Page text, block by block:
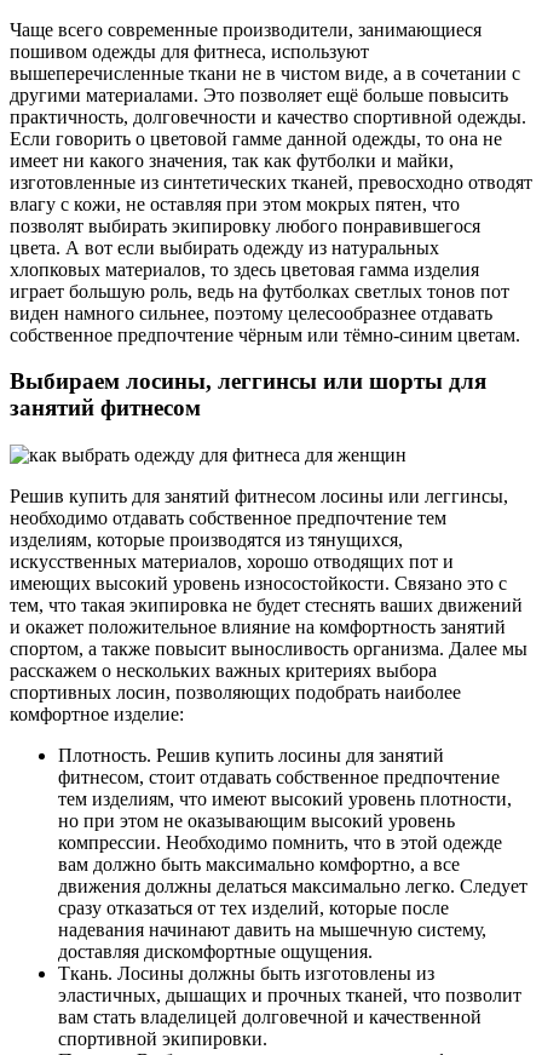
Чаще всего современные производители, занимающиеся
пошивом одежды для фитнеса, используют
вышеперечисленные ткани не в чистом виде, а в сочетании с
другими материалами. Это позволяет ещё больше повысить
практичность, долговечности и качество спортивной одежды.
Если говорить о цветовой гамме данной одежды, то она не
имеет ни какого значения, так как футболки и майки,
изготовленные из синтетических тканей, превосходно отводят
влагу с кожи, не оставляя при этом мокрых пятен, что
позволят выбирать экипировку любого понравившегося
цвета. А вот если выбирать одежду из натуральных
хлопковых материалов, то здесь цветовая гамма изделия
играет большую роль, ведь на футболках светлых тонов пот
виден намного сильнее, поэтому целесообразнее отдавать
собственное предпочтение чёрным или тёмно-синим цветам.
Выбираем лосины, леггинсы или шорты для
занятий фитнесом
Решив купить для занятий фитнесом лосины или леггинсы,
необходимо отдавать собственное предпочтение тем
изделиям, которые производятся из тянущихся,
искусственных материалов, хорошо отводящих пот и
имеющих высокий уровень износостойкости. Связано это с
тем, что такая экипировка не будет стеснять ваших движений
и окажет положительное влияние на комфортность занятий
спортом, а также повысит выносливость организма. Далее мы
расскажем о нескольких важных критериях выбора
спортивных лосин, позволяющих подобрать наиболее
комфортное изделие:
Плотность. Решив купить лосины для занятий
фитнесом, стоит отдавать собственное предпочтение
тем изделиям, что имеют высокий уровень плотности,
но при этом не оказывающим высокий уровень
компрессии. Необходимо помнить, что в этой одежде
вам должно быть максимально комфортно, а все
движения должны делаться максимально легко. Следует
сразу отказаться от тех изделий, которые после
надевания начинают давить на мышечную систему,
доставляя дискомфортные ощущения.
Ткань. Лосины должны быть изготовлены из
эластичных, дышащих и прочных тканей, что позволит
вам стать владелицей долговечной и качественной
спортивной экипировки.